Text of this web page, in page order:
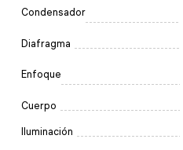
Condensador
Diafragma
Enfoque
Cuerpo
Iluminación